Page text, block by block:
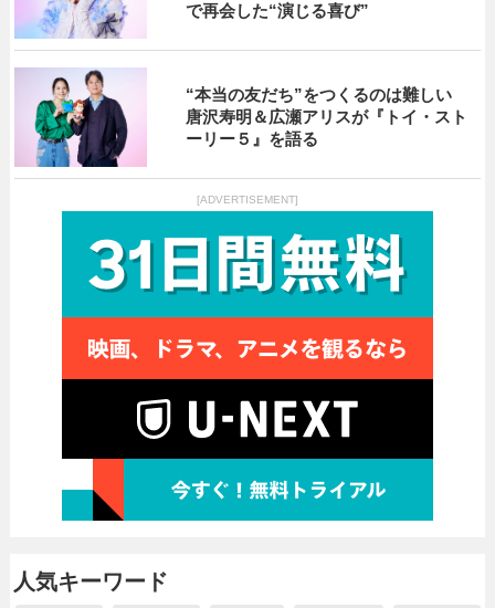
で再会した“演じる喜び”
“本当の友だち”をつくるのは難しい
唐沢寿明＆広瀬アリスが『トイ・スト
ーリー５』を語る
[ADVERTISEMENT]
人気キーワード